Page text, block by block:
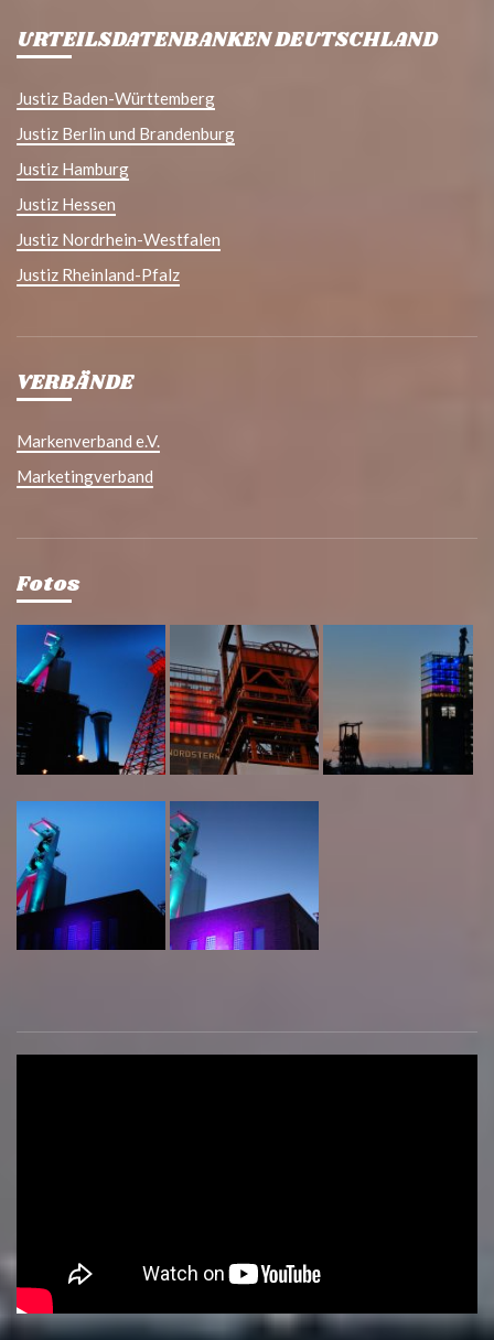
URTEILSDATENBANKEN DEUTSCHLAND
Justiz Baden-Württemberg
Justiz Berlin und Brandenburg
Justiz Hamburg
Justiz Hessen
Justiz Nordrhein-Westfalen
Justiz Rheinland-Pfalz
VERBÄNDE
Markenverband e.V.
Marketingverband
Fotos